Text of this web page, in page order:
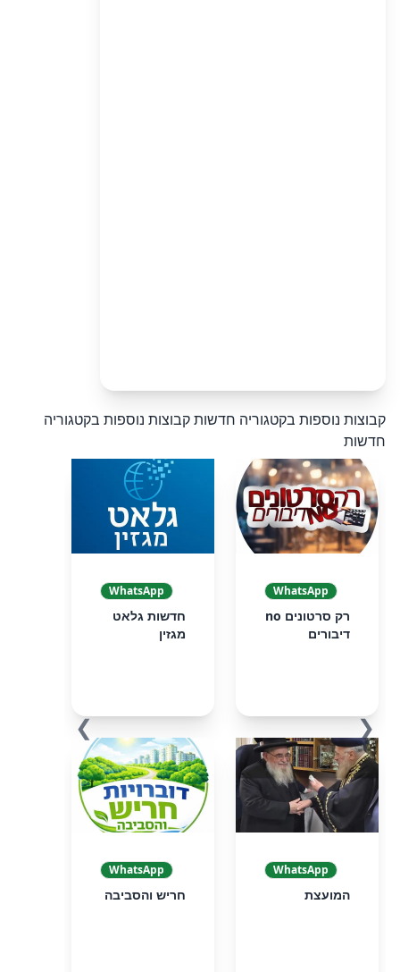
קבוצות נוספות בקטגוריה חדשותקבוצות נוספות בקטגוריה
חדשות
❮
WhatsApp
רק סרטונים no
דיבורים
WhatsApp
חדשות גלאט
מגזין
WhatsApp
המועצת
WhatsApp
חריש והסביבה
❯